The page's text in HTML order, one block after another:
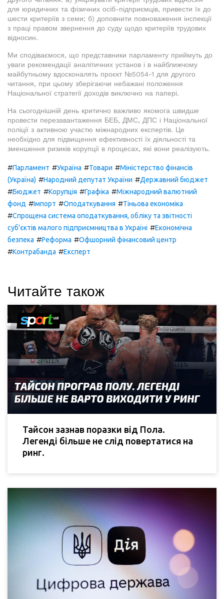
для юридичних та фізичних осіб-підприємців, привести їх до
шести критеріїв з семи; б) доповнити повноваження інспекції
з праці правом звернення до суду щодо критеріїв трудових
відносин.
Ми сподіваємося, що представники парламенту приймуть до
уваги рекомендації аналітичних установ і в найближчому
майбутньому вдосконалять проєкт №5054-1 для другого
читання, при цьому зберігаючи небажані положення
Національної стратегії доходів виключно на папері.
На сьогоднішній день критично важливо якомога швидше
провести перезавантаження БЕБ, ДМС, ДПС і Національної
поліції з активною участю міжнародних експертів. Це
необхідно для підвищення ефективності їх діяльності та
зменшення ризиків корупції в процесах, які вони реалізують.
#Парламент #Україна #Товари #Міністерство фінансів
(Україна) #Народний депутат України #Державний бюджет
#Бюджет #Корупція #Графіка #Міжнародний валютний
фонд #Імпорт #Оподаткування #Тіньова економіка
#Спрощена система оподаткування, обліку та звітності
суб'єктів малого підприємництва в Україні #Економічна
безпека #Реформа #Офшорний фінансовий центр
#Контрабанда #Експерт
Читайте також
Тайсон зазнав поразки від Пола.
Легенді більше не слід повертатися на
ринг.